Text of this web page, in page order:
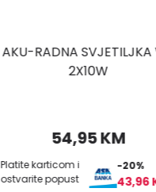
WORKERS BEST AKU-
LAMPA WB 3W+1W COB
23,59 KM
Platite karticom i
ostvarite popust
-20%
18,87